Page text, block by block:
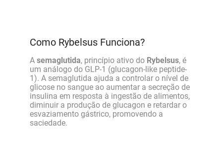
Como Rybelsus Funciona?
A semaglutida, princípio ativo do Rybelsus, é
um análogo do GLP-1 (glucagon-like peptide-
1). A semaglutida ajuda a controlar o nível de
glicose no sangue ao aumentar a secreção de
insulina em resposta à ingestão de alimentos,
diminuir a produção de glucagon e retardar o
esvaziamento gástrico, promovendo a
saciedade.